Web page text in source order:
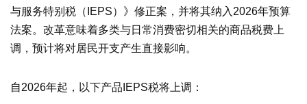
与服务特别税（IEPS）》修正案，并将其纳入2026年预算
法案。改革意味着多类与日常消费密切相关的商品税费上
调，预计将对居民开支产生直接影响。
自2026年起，以下产品IEPS税将上调：